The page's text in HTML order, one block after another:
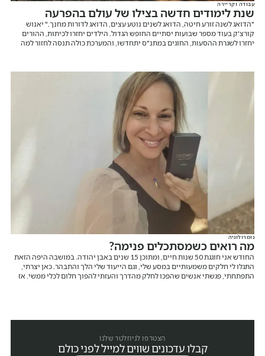
עבודה וקריירה
שנת לימודים חדשה בצילו של עולם בהפרעה
"הדואג לשנה זורע חיטה, הדואג לשנים נוטע עצים, הדואג לדורות מחנך." יאנוש
קורצ'ק בעוד מספר שבועות יסתיים החופש הגדול. הילדים יחזרו לכיתות, ההורים
יחזרו לשגרת ההסעות, החוגים במתנ"ס יתחדשו, והמערכת כולה תנסה לחזור למה
נומרולוגיה
מה רואים כשמסתכלים פנימה?
החודש אני חוגגת 50 שנות חיים, ומתוכן 15 שנים באבן יהודה. במושבה היפה הזאת
התגלו לי חלקים משמעותיים במסע שלי, וגם הייעוד שלי הלך והתבהר. כאן יצרתי,
התפתחתי, פגשתי אנשים שהפכו לחלק מהדרך והעזתי להפוך חלום לכלי ממשי. אז
הצטרפו לניוזלטר שלנו
קבלו עדכונים שווים למייל לפני כולם